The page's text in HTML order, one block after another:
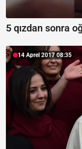
5 qızdan sonra
14 Aprel 2017 08:35